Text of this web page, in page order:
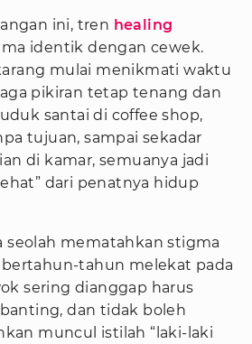
ini, tren healing
identik dengan cewek.
mulai menikmati waktu
pikiran tetap tenang dan
santai di coffee shop,
tujuan, sampai sekadar
di kamar, semuanya jadi
dari penatnya hidup
seolah mematahkan stigma
bertahun-tahun melekat pada
sering dianggap harus
dan tidak boleh
muncul istilah “laki-laki